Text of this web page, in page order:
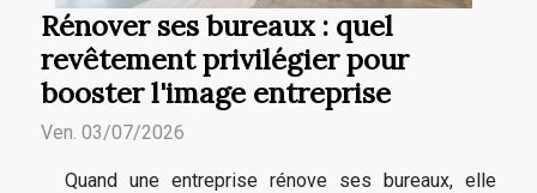
Rénover ses bureaux : quel
revêtement privilégier pour
booster l'image entreprise
Ven. 03/07/2026
Quand une entreprise rénove ses bureaux, elle